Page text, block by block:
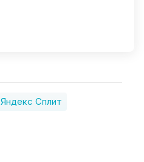
Яндекс Сплит